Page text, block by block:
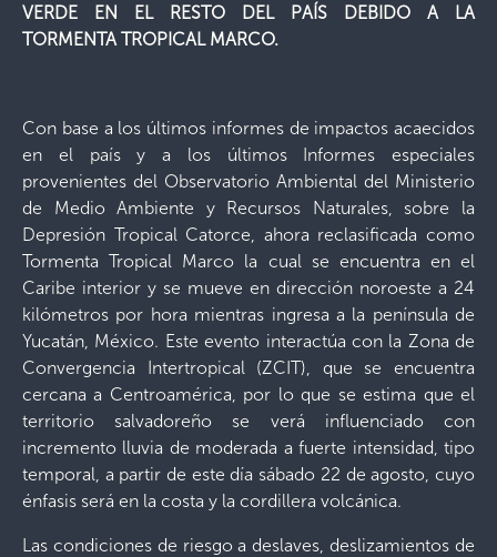
VERDE EN EL RESTO DEL PAÍS DEBIDO A LA
TORMENTA TROPICAL MARCO.
Con base a los últimos informes de impactos acaecidos
en el país y a los últimos Informes especiales
provenientes del Observatorio Ambiental del Ministerio
de Medio Ambiente y Recursos Naturales, sobre la
Depresión Tropical Catorce, ahora reclasificada como
Tormenta Tropical Marco la cual se encuentra en el
Caribe interior y se mueve en dirección noroeste a 24
kilómetros por hora mientras ingresa a la península de
Yucatán, México. Este evento interactúa con la Zona de
Convergencia Intertropical (ZCIT), que se encuentra
cercana a Centroamérica, por lo que se estima que el
territorio salvadoreño se verá influenciado con
incremento lluvia de moderada a fuerte intensidad, tipo
temporal, a partir de este día sábado 22 de agosto, cuyo
énfasis será en la costa y la cordillera volcánica.
Las condiciones de riesgo a deslaves, deslizamientos de